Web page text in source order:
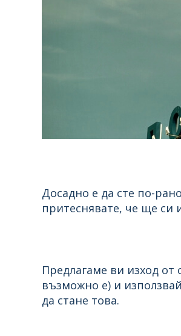
Досадно е да сте по-
притеснявате, че ще си
Предлагаме ви изход от
възможно е) и
да стане това.